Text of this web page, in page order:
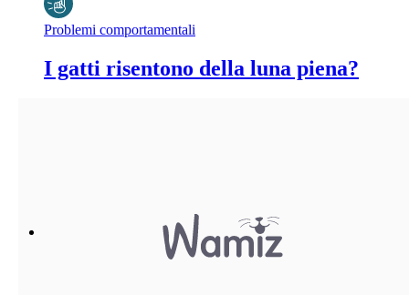
Problemi comportamentali
I gatti risentono della luna piena?